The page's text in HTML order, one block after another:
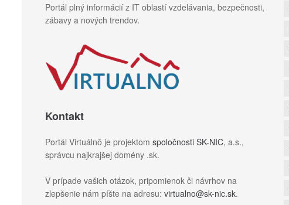
Portál plný informácií z IT oblastí vzdelávania, bezpečnosti,
zábavy a nových trendov.
Kontakt
Portál Virtuálnô je projektom spoločnosti SK-NIC, a.s.,
správcu najkrajšej domény .sk.
V prípade vašich otázok, pripomienok či návrhov na
zlepšenie nám píšte na adresu: virtualno@sk-nic.sk.